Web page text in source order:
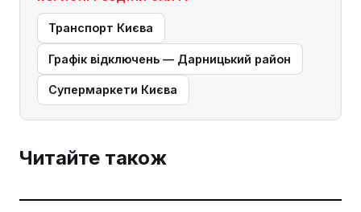
Транспорт Києва
Графік відключень — Дарницький район
Супермаркети Києва
Читайте також